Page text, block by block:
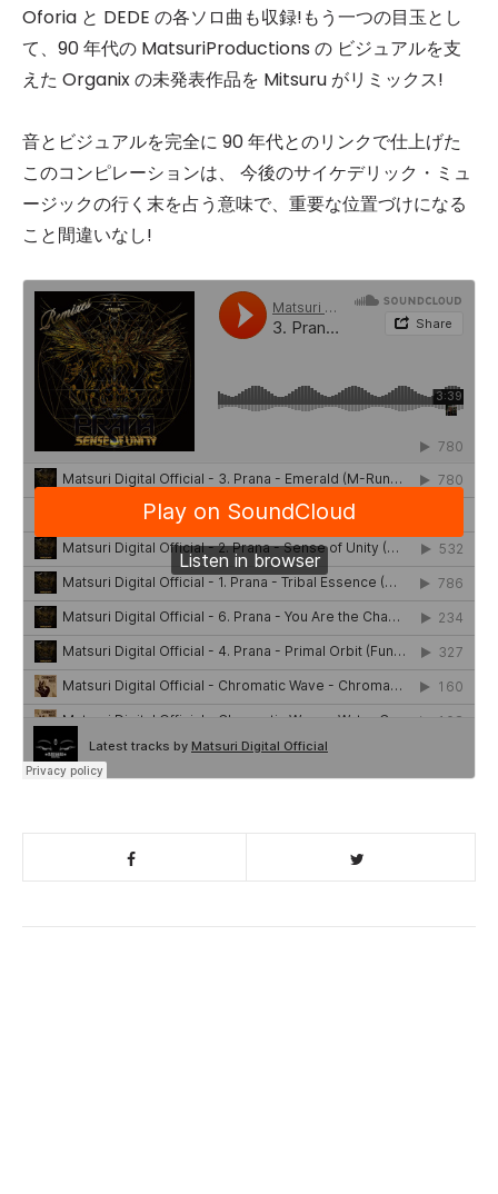
Oforia と DEDE の各ソロ曲も収録!もう一つの目玉とし
て、90 年代の MatsuriProductions の ビジュアルを支
えた Organix の未発表作品を Mitsuru がリミックス!
音とビジュアルを完全に 90 年代とのリンクで仕上げた
このコンピレーションは、 今後のサイケデリック・ミュ
ージックの行く末を占う意味で、重要な位置づけになる
こと間違いなし!